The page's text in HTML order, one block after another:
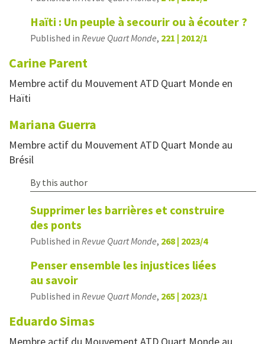
Haïti : Un peuple à secourir ou à écouter ?
Published in Revue Quart Monde, 221 | 2012/1
Carine Parent
Membre actif du Mouvement ATD Quart Monde en
Haïti
Mariana Guerra
Membre actif du Mouvement ATD Quart Monde au
Brésil
By this author
Supprimer les barrières et construire
des ponts
Published in Revue Quart Monde, 268 | 2023/4
Penser ensemble les injustices liées
au savoir
Published in Revue Quart Monde, 265 | 2023/1
EduardoSimas